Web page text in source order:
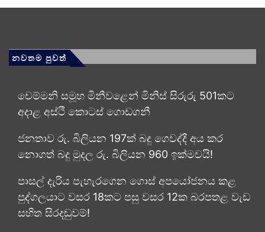
නවතම පුවත්
චෙම්මනි සමූහ මිනීවළෙන් මිනිස් සිරුරු 501කට
අදාළ අස්ථි කොටස් ගොඩගනී
ජනතාව රු. බිලියන 197ක් බදු ගෙවද්දී අය කර
නොගත් බදු මුදල රු. බිලියන 960 ඉක්මවයි!
පාසල් දැරිය පැහැරගෙන ගොස් අපයෝජනය කළ
පුද්ගලයාට වසර 18කට පසු වසර 12ක බරපතළ වැඩ
සහිත සිරදඬුවම්!